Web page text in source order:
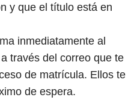
y que el título está en
inmediatamente al
través del correo que te
de matrícula. Ellos te
de espera.